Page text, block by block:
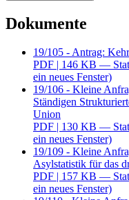
Dokumente
19/105 - Antrag:
PDF | 146 KB —
ein neues Fenster)
19/106 - Kleine
Ständigen
Union
PDF | 130 KB —
ein neues Fenster)
19/109 - Kleine
Asylstatistik für das
PDF | 157 KB —
ein neues Fenster)